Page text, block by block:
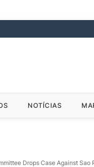
NOTÍCIAS
Drops Case Against Sao